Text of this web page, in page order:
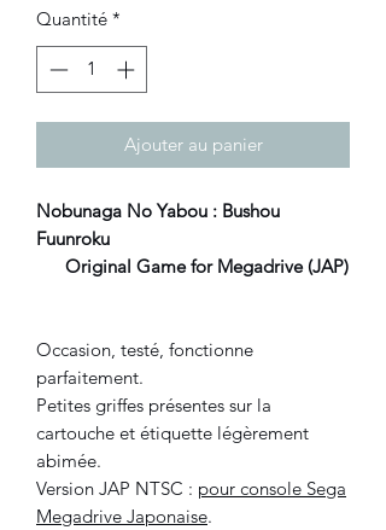
Quantité *
Ajouter au panier
Nobunaga No Yabou : Bushou
Fuunroku
Original Game for Megadrive (JAP)
Occasion, testé, fonctionne
parfaitement.
Petites griffes présentes sur la
cartouche et étiquette légèrement
abimée.
Version JAP NTSC : pour console Sega
Megadrive Japonaise.